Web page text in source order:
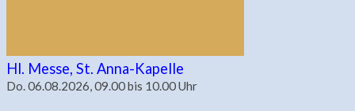
Hl. Messe, St. Anna-Kapelle
Do. 06.08.2026, 09.00 bis 10.00 Uhr